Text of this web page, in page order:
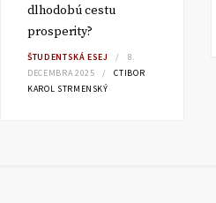
dlhodobú cestu
prosperity?
ŠTUDENTSKÁ ESEJ
8.
DECEMBRA 2025
CTIBOR
KAROL STRMENSKÝ